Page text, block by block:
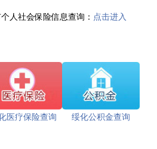
人社会保险信息查询： 点击进入
医疗保险查询 绥化公积金查询